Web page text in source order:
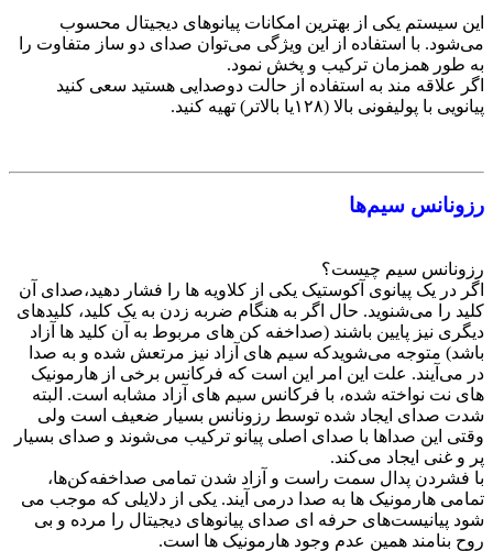
این سیستم یکی از بهترین امکانات پیانوهای دیجیتال محسوب
می‌شود. با استفاده از این ویژگی می‌توان صدای دو ساز متفاوت را
به طور همزمان ترکیب و پخش نمود.
اگر علاقه مند به استفاده از حالت دوصدایی هستید سعی کنید
پیانویی با پولیفونی بالا (۱۲۸یا بالاتر) تهیه کنید.
رزونانس سیم‌ها
رزونانس سیم چیست؟
اگر در یک پیانوی آکوستیک یکی از کلاویه ها را فشار دهید،‌صدای آن
کلید را می‌شنوید. حال اگر به هنگام ضربه زدن به یک کلید، کلیدهای
دیگری نیز پایین باشند (صداخفه کن های مربوط به آن کلید ها آزاد
باشد)‌ متوجه می‌شویدکه سیم های آزاد نیز مرتعش شده و به صدا
در می‌آیند. علت این امر این است که فرکانس برخی از هارمونیک
های نت نواخته شده، با فرکانس سیم های آزاد مشابه است. البته
شدت صدای ایجاد شده توسط رزونانس بسیار ضعیف است ولی
وقتی این‌ صداها با صدای اصلی پیانو ترکیب می‌شوند و صدای بسیار
پر و غنی ایجاد می‌کند.
با فشردن پدال سمت راست و آزاد شدن تمامی صداخفه‌کن‌ها،
تمامی هارمونیک ها به صدا درمی آیند. یکی از دلایلی که موجب می
شود پیانیست‌های حرفه ای صدای پیانوهای دیجیتال را مرده و بی
روح بنامند همین عدم وجود هارمونیک ها است.